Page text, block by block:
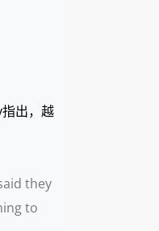
出，越
they
to